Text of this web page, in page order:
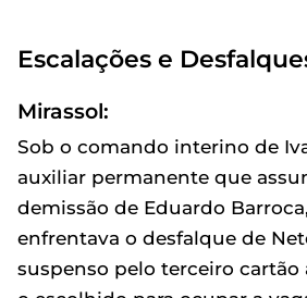
Escalações e
Mirassol:
Sob o comando interino de
auxiliar permanente que
demissão de Eduardo
enfrentava o desfalque de
suspenso pelo terceiro cartão